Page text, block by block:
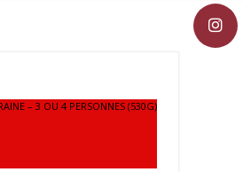
– 3 OU 4 PERSONNES (530G)